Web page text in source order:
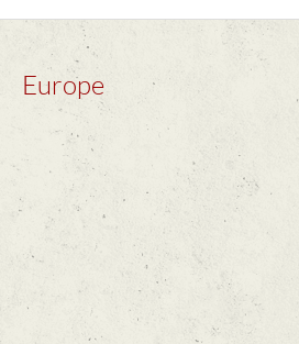
Europe